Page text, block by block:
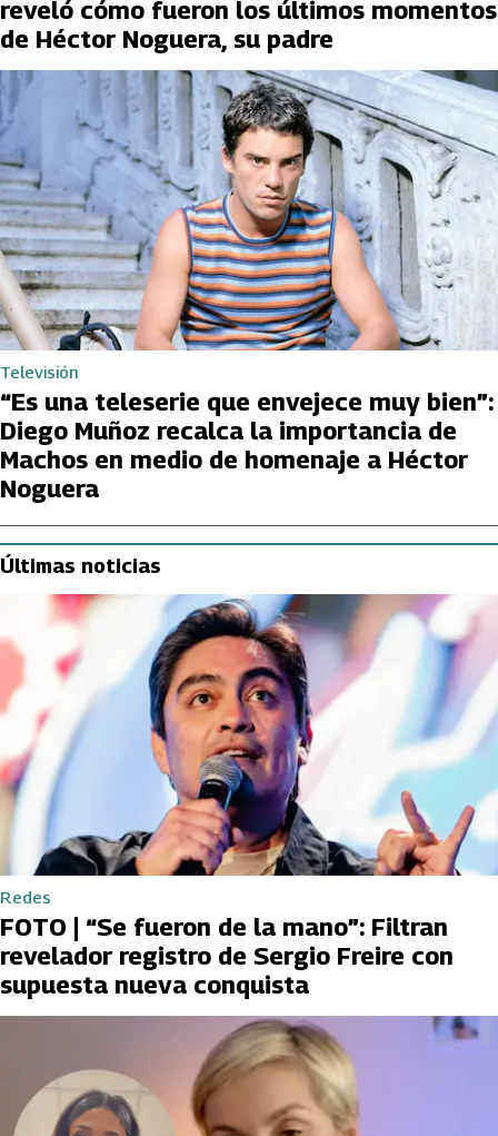
reveló cómo fueron los últimos momentos
de Héctor Noguera, su padre
Televisión
“Es una teleserie que envejece muy bien”:
Diego Muñoz recalca la importancia de
Machos en medio de homenaje a Héctor
Noguera
Últimas noticias
Redes
FOTO | “Se fueron de la mano”: Filtran
revelador registro de Sergio Freire con
supuesta nueva conquista